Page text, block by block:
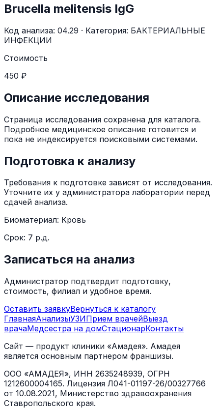
Brucella melitensis IgG
Код анализа: 04.29 · Категория: БАКТЕРИАЛЬНЫЕ
ИНФЕКЦИИ
Стоимость
450 ₽
Описание исследования
Страница исследования сохранена для каталога.
Подробное медицинское описание готовится и
пока не индексируется поисковыми системами.
Подготовка к анализу
Требования к подготовке зависят от исследования.
Уточните их у администратора лаборатории перед
сдачей анализа.
Биоматериал: Кровь
Срок: 7 р.д.
Записаться на анализ
Администратор подтвердит подготовку,
стоимость, филиал и удобное время.
Оставить заявкуВернуться к каталогу
ГлавнаяАнализыУЗИПрием врачейВыезд
врачаМедсестра на домСтационарКонтакты
Сайт — продукт клиники «Амадея». Амадея
является основным партнером франшизы.
ООО «АМАДЕЯ», ИНН 2635248939, ОГРН
1212600004165. Лицензия Л041-01197-26/00327766
от 10.08.2021, Министерство здравоохранения
Ставропольского края.